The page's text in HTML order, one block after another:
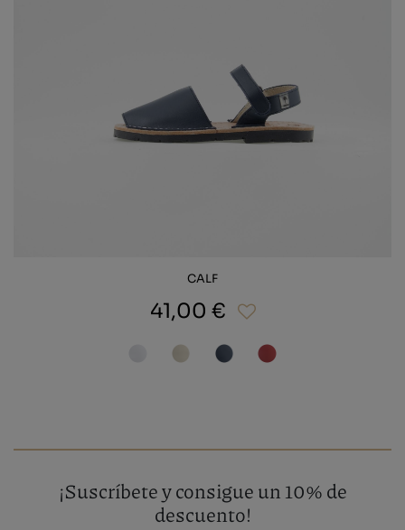
CALF
41,00 €
¡Suscríbete y consigue un 10% de
descuento!